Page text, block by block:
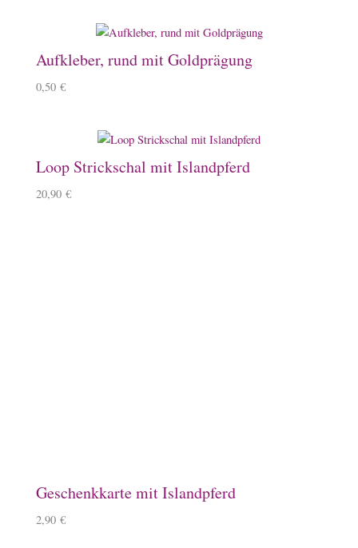
Aufkleber, rund mit Goldprägung
0,50 €
Loop Strickschal mit Islandpferd
20,90 €
Geschenkkarte mit Islandpferd
2,90 €